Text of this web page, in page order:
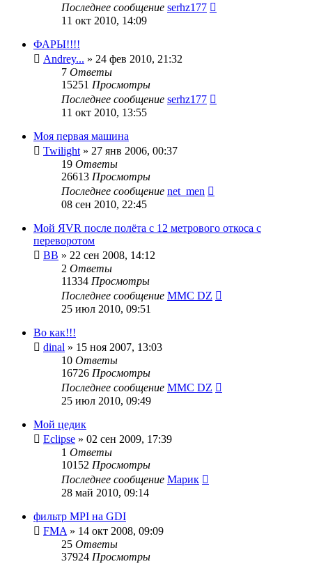
Последнее сообщение serhz177
11 окт 2010, 14:09
ФАРЫ!!!!
Andrey... » 24 фев 2010, 21:32
7 Ответы
15251 Просмотры
Последнее сообщение serhz177
11 окт 2010, 13:55
Моя первая машина
Twilight » 27 янв 2006, 00:37
19 Ответы
26613 Просмотры
Последнее сообщение net_men
08 сен 2010, 22:45
Мой ЯVR после полёта с 12 метрового откоса с
переворотом
ВВ » 22 сен 2008, 14:12
2 Ответы
11334 Просмотры
Последнее сообщение MMC DZ
25 июл 2010, 09:51
Во как!!!
dinal » 15 ноя 2007, 13:03
10 Ответы
16726 Просмотры
Последнее сообщение MMC DZ
25 июл 2010, 09:49
Мой цедик
Eclipse » 02 сен 2009, 17:39
1 Ответы
10152 Просмотры
Последнее сообщение Марик
28 май 2010, 09:14
фильтр MPI на GDI
FMA » 14 окт 2008, 09:09
25 Ответы
37924 Просмотры